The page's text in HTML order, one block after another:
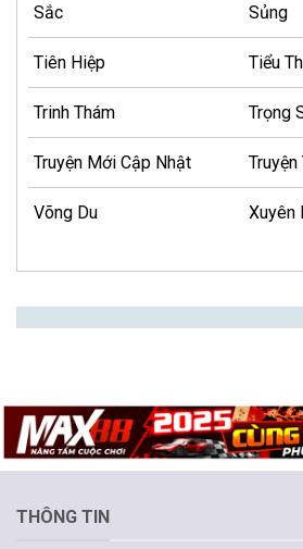
Sắc Sủng
Tiên Hiệp Tiểu
Trinh Thám Trọng
Truyện Mới Cập Nhật Truyện
Võng Du Xuyên
THÔNG TIN